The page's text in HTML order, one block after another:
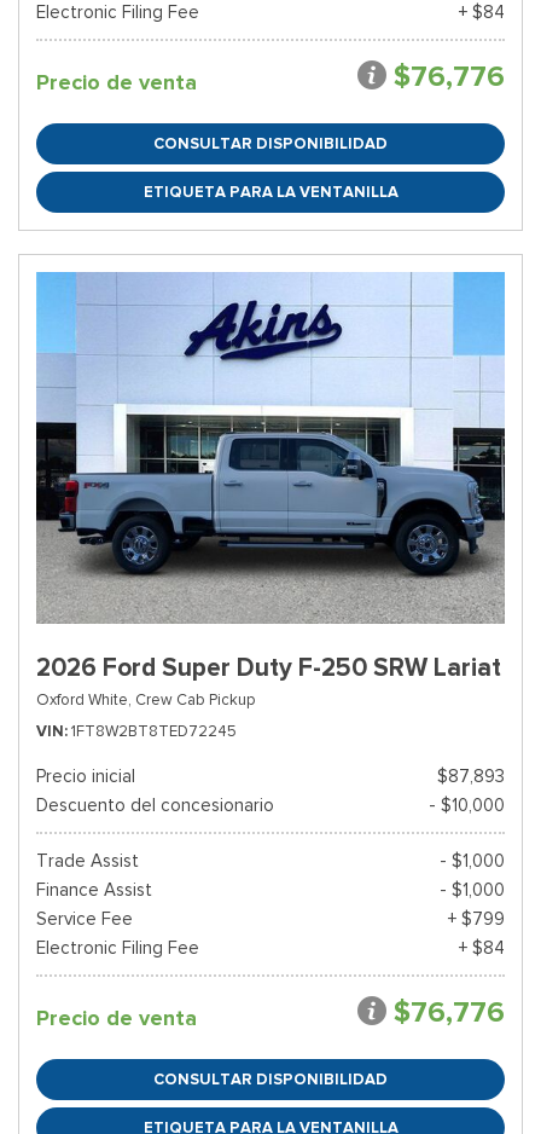
Electronic Filing Fee
+ $84
Precio de venta $76,776
CONSULTAR DISPONIBILIDAD
ETIQUETA PARA LA VENTANILLA
2026 Ford Super Duty F-250 SRW Lariat
Oxford White, Crew Cab Pickup
VIN 1FT8W2BT8TED72245
Precio inicial
$87,893
Descuento del concesionario
- $10,000
Trade Assist
- $1,000
Finance Assist
- $1,000
Service Fee
+ $799
Electronic Filing Fee
+ $84
Precio de venta $76,776
CONSULTAR DISPONIBILIDAD
ETIQUETA PARA LA VENTANILLA